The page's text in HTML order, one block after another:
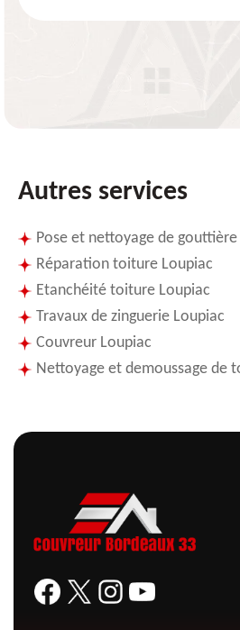
Autres services
Pose et nettoyage de
Réparation toiture Loupiac
Etanchéité toiture Loupiac
Travaux de zinguerie Loupiac
Couvreur Loupiac
Nettoyage et demoussage de